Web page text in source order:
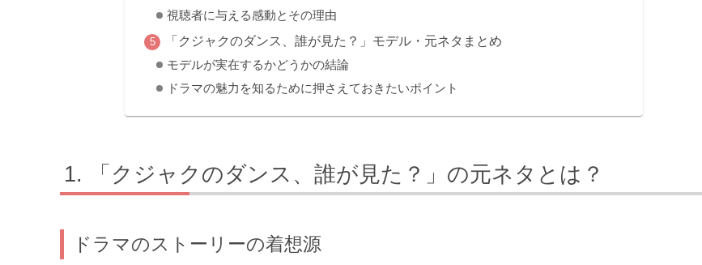
視聴者に与える感動とその理由
「クジャクのダンス、誰が見た？」モデル・元ネタまとめ
モデルが実在するかどうかの結論
ドラマの魅力を知るために押さえておきたいポイント
「クジャクのダンス、誰が見た？」の元ネタとは？
ドラマのストーリーの着想源